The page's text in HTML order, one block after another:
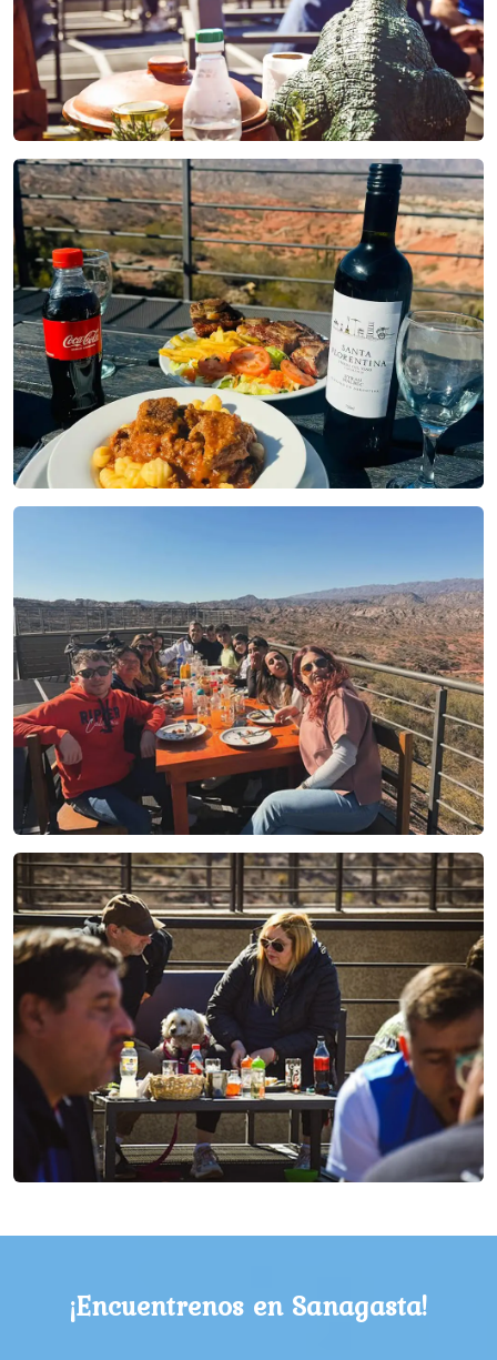
¡Encuentrenos en Sanagasta!